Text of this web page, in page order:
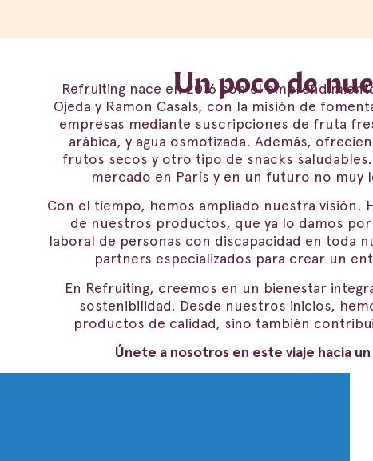
Un poco de
Refruiting nace en 2016 con el
Ojeda y Ramon Casals, con la misión de
empresas mediante suscripciones de fruta
arábica, y agua osmotizada. Además,
frutos secos y otro tipo de snacks
mercado en París y en un futuro no muy
Con el tiempo, hemos ampliado nuestra visión.
de nuestros productos, que ya lo damos
laboral de personas con discapacidad en toda
partners especializados para crear un
En Refruiting, creemos en un bienestar
sostenibilidad. Desde nuestros inicios,
productos de calidad, sino también
Únete a nosotros en este viaje hacia